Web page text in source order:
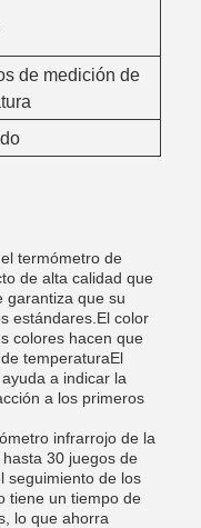
de medición de
termómetro de
de alta calidad que
garantiza que su
estándares.El color
colores hacen que
temperaturaEl
a indicar la
a los primeros
infrarrojo de la
30 juegos de
seguimiento de los
tiene un tiempo de
lo que ahorra